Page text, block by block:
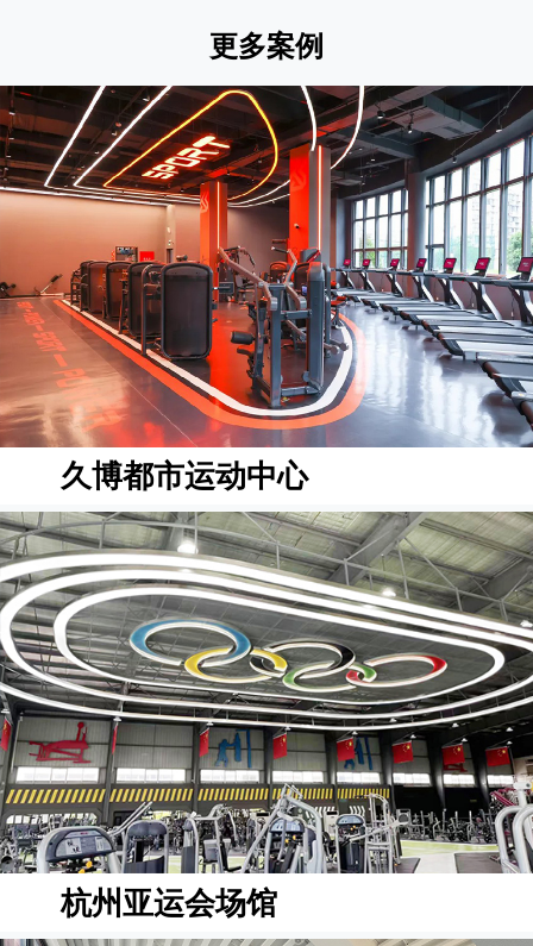
更多案例
久博都市运动中心
杭州亚运会场馆